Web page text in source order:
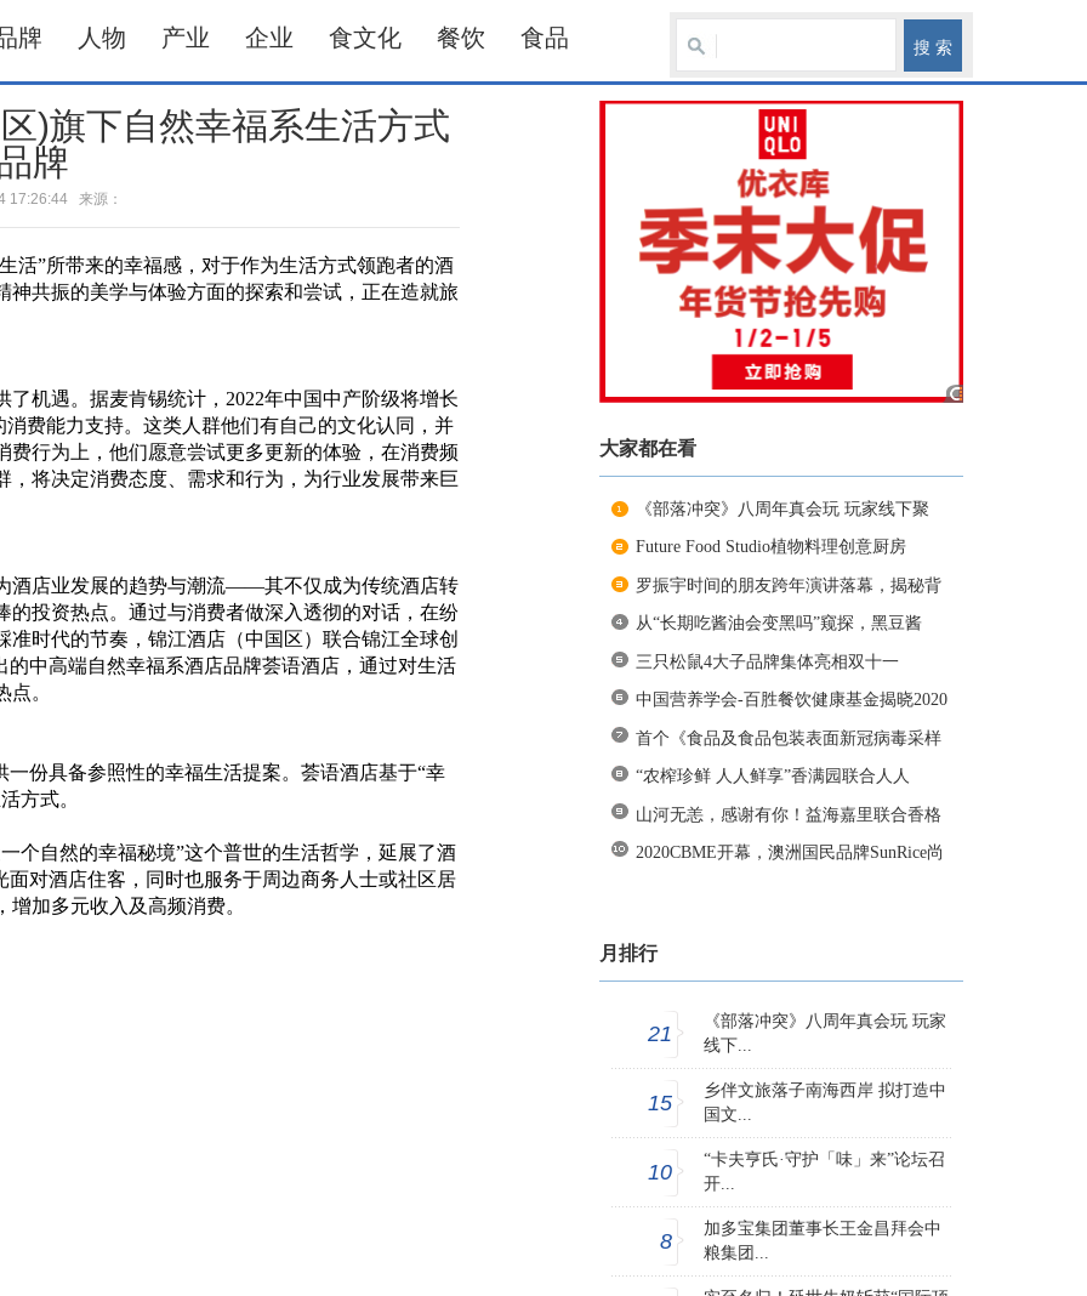
牌 人物 产业 企业 食文化 餐饮 食品
)旗下自然幸福系生活方式
牌
17:26:44 来源：
活”所带来的幸福感，对于作为生活方式领跑者的酒
共振的美学与体验方面的探索和尝试，正在造就旅
机遇。据麦肯锡统计，2022年中国中产阶级将增长
费能力支持。这类人群他们有自己的文化认同，并
行为上，他们愿意尝试更多更新的体验，在消费频
将决定消费态度、需求和行为，为行业发展带来巨
酒店业发展的趋势与潮流——其不仅成为传统酒店转
投资热点。通过与消费者做深入透彻的对话，在纷
时代的节奏，锦江酒店（中国区）联合锦江全球创
的中高端自然幸福系酒店品牌荟语酒店，通过对生活
。
份具备参照性的幸福生活提案。荟语酒店基于“幸
方式。
个自然的幸福秘境”这个普世的生活哲学，延展了酒
面对酒店住客，同时也服务于周边商务人士或社区居
加多元收入及高频消费。
大家都在看
《部落冲突》八周年真会玩 玩家线下聚
Future Food Studio植物料理创意厨房
罗振宇时间的朋友跨年演讲落幕，揭秘背
从“长期吃酱油会变黑吗”窥探，黑豆酱
三只松鼠4大子品牌集体亮相双十一
中国营养学会-百胜餐饮健康基金揭晓2020
首个《食品及食品包装表面新冠病毒采样
“农榨珍鲜 人人鲜享”香满园联合人人
山河无恙，感谢有你！益海嘉里联合香格
2020CBME开幕，澳洲国民品牌SunRice尚
月排行
21
《部落冲突》八周年真会玩 玩家
线下...
15
乡伴文旅落子南海西岸 拟打造中
国文...
10
“卡夫亨氏·守护「味」来”论坛召
开...
8
加多宝集团董事长王金昌拜会中
粮集团...